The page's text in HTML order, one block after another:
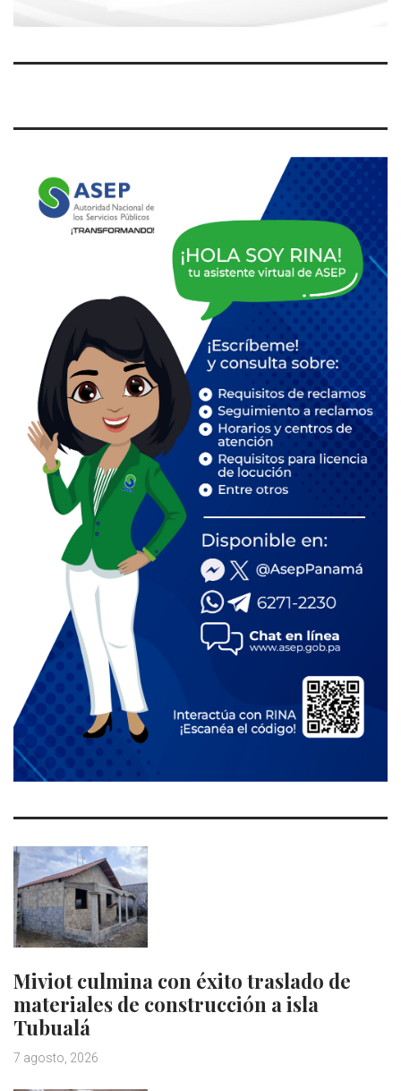
Miviot culmina con éxito traslado de
materiales de construcción a isla
Tubualá
7 agosto, 2026